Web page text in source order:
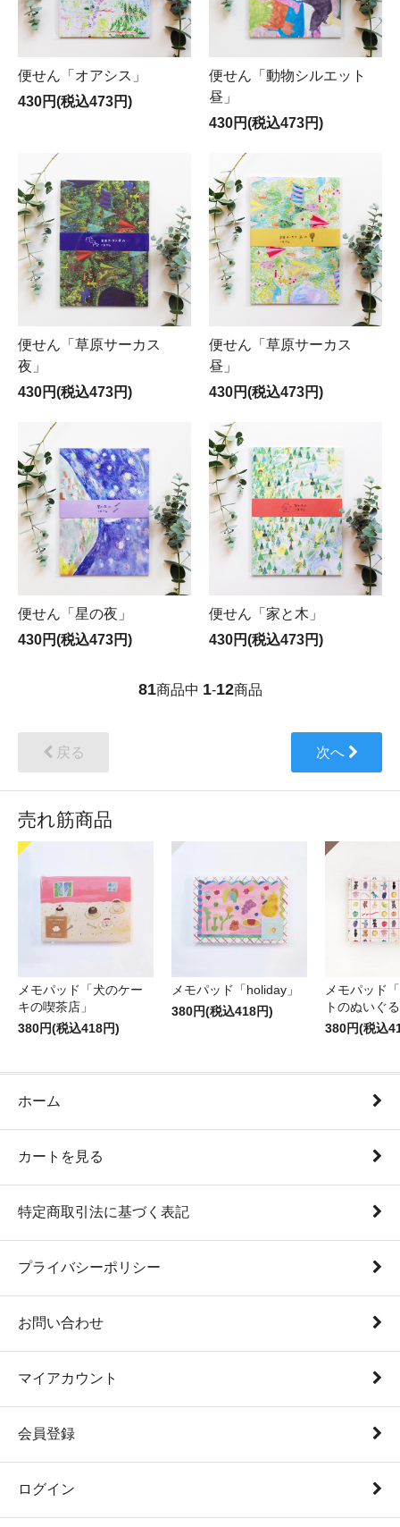
便せん「オアシス」
430円(税込473円)
便せん「動物シルエット
昼」
430円(税込473円)
便せん「草原サーカス
夜」
430円(税込473円)
便せん「草原サーカス
昼」
430円(税込473円)
便せん「星の夜」
430円(税込473円)
便せん「家と木」
430円(税込473円)
81商品中 1-12商品
戻る 次へ
売れ筋商品
メモパッド「犬のケー
キの喫茶店」
380円(税込418円)
メモパッド「holiday」
380円(税込418円)
メモパッド
トのぬいぐ
380円(税込
ホーム
カートを見る
特定商取引法に基づく表記
プライバシーポリシー
お問い合わせ
マイアカウント
会員登録
ログイン